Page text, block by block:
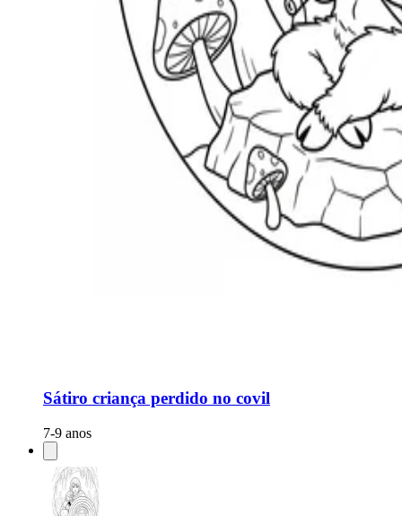
Sátiro criança perdido no covil
7-9 anos